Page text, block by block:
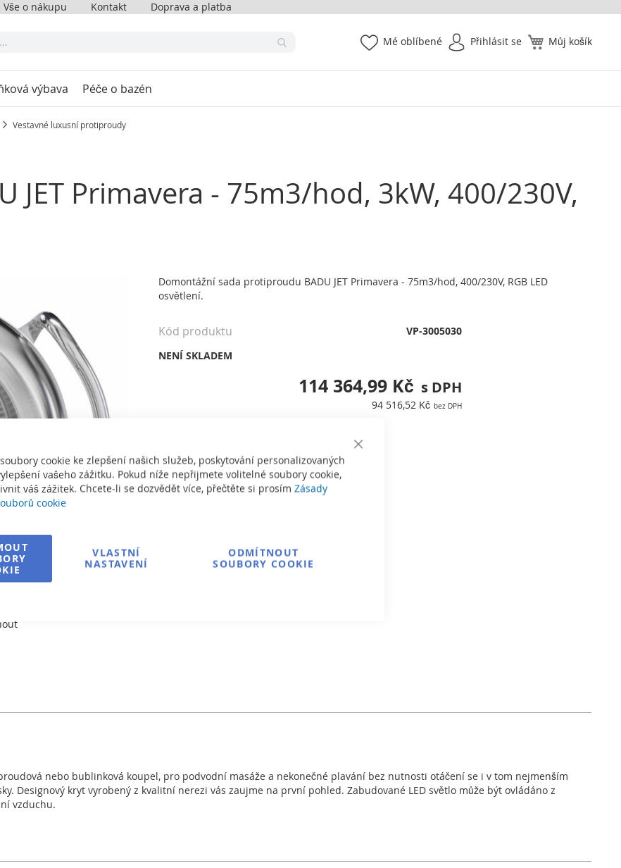
Close
cookie ke zlepšení našich služeb, poskytování personalizovaných
vašeho zážitku. Pokud níže nepřijmete volitelné soubory cookie,
váš zážitek. Chcete-li se dozvědět více, přečtěte si prosím Zásady
cookie
VLASTNÍ
NASTAVENÍ
ODMÍTNOUT
SOUBORY COOKIE
Vše o nákupu Kontakt Doprava a platba
Můj košík
Mé oblíbené Přihlásit se
výbava Péče o bazén
Vestavné luxusní protiproudy
JET Primavera - 75m3/hod, 3kW, 400/230V,
Domontážní sada protiproudu BADU JET Primavera - 75m3/hod, 400/230V, RGB LED
osvětlení.
114 364,99 Kč
94 516,52 Kč
NENÍ SKLADEM
Kód produktu VP-3005030
Zeptejte se na produkt
nebo bublinková koupel, pro podvodní masáže a nekonečné plavání bez nutnosti otáčení se i v tom nejmenším
Designový kryt vyrobený z kvalitní nerezi vás zaujme na první pohled. Zabudované LED světlo může být ovládáno z
vzduchu.